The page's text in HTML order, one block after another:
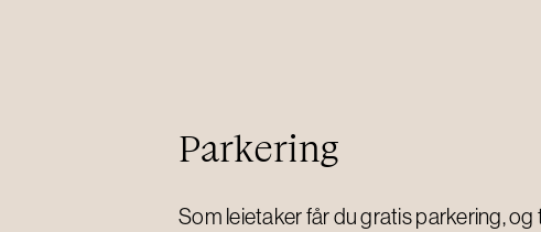
Parkering
Som leietaker får du gratis parkering, og